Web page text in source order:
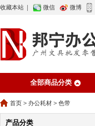
收藏本站 微信 微博
全部商品分类
首页 > 办公耗材 > 色带
产品分类